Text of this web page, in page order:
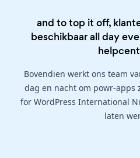
and to top it off,
beschikbaar all day
Bovendien werkt ons team
dag en nacht om powr-apps
for WordPress International
laten